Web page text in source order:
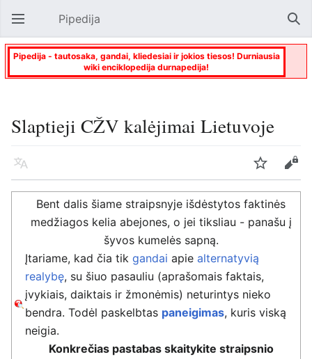
Atverti pagrindinį meniu Pipedija
Pipedija - tautosaka, gandai, kliedesiai ir jokios tiesos! Durniausia
wiki enciklopedija durnapedija!
Slaptieji CŽV kalėjimai Lietuvoje
Kalba Stebėti Keisti
Bent dalis šiame straipsnyje išdėstytos faktinės
medžiagos kelia abejones, o jei tiksliau - panašu į
šyvos kumelės sapną.
Įtariame, kad čia tikgandai apiealternatyvią
realybę, su šiuo pasauliu (aprašomais faktais,
įvykiais, daiktais ir žmonėmis) neturintys nieko
bendra. Todėl paskelbtas paneigimas, kuris viską
neigia.
Konkrečias pastabas skaitykite straipsnio